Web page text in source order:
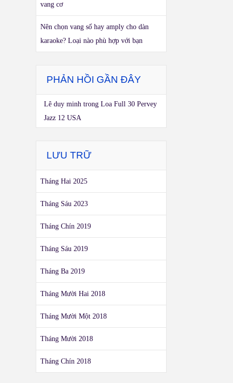
vang cơ
Nên chọn vang số hay amply cho dàn
karaoke? Loại nào phù hợp với bạn
PHẢN HỒI GẦN ĐÂY
Lê duy minh trongLoa Full 30 Pervey
Jazz 12 USA
LƯU TRỮ
Tháng Hai 2025
Tháng Sáu 2023
Tháng Chín 2019
Tháng Sáu 2019
Tháng Ba 2019
Tháng Mười Hai 2018
Tháng Mười Một 2018
Tháng Mười 2018
Tháng Chín 2018